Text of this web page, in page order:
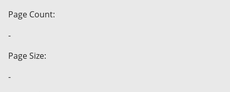
Page Count:
-
Page Size:
-